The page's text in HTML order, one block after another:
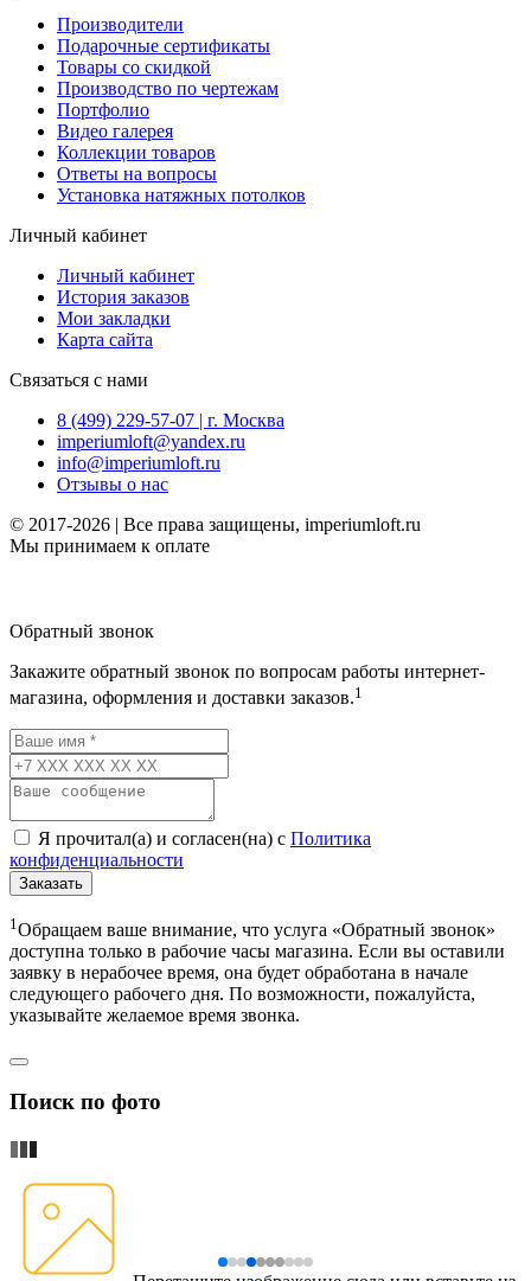
Производители
Подарочные сертификаты
Товары со скидкой
Производство по чертежам
Портфолио
Видео галерея
Коллекции товаров
Ответы на вопросы
Установка натяжных потолков
Личный кабинет
Личный кабинет
История заказов
Мои закладки
Карта сайта
Связаться с нами
8 (499) 229-57-07 | г. Москва
imperiumloft@yandex.ru
info@imperiumloft.ru
Отзывы о нас
© 2017-2026 | Все права защищены, imperiumloft.ru
Мы принимаем к оплате
Обратный звонок
Закажите обратный звонок по вопросам работы интернет-
магазина, оформления и доставки заказов.1
Я прочитал(а) и согласен(на) с Политика
конфиденциальности
Заказать
1 Обращаем ваше внимание, что услуга «Обратный звонок»
доступна только в рабочие часы магазина. Если вы оставили
заявку в нерабочее время, она будет обработана в начале
следующего рабочего дня. По возможности, пожалуйста,
указывайте желаемое время звонка.
Поиск по фото